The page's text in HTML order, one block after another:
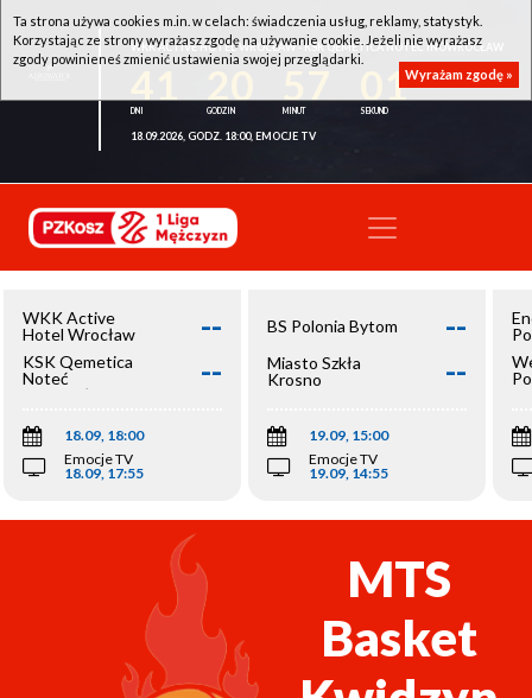
WKK ACTIVE HOTEL WROCŁAW - KSK QEMETICA NOTEĆ INOWROCŁAW
01
18.09.2026, GODZ. 18:00, EMOCJE TV
WKK Active
Hotel Wrocław
--
KSK Qemetica
Noteć
Inowrocław
--
18.09, 18:00
Emocje TV
18.09, 17:55
BS Polonia Bytom --
Miasto Szkła
Krosno
--
19.09, 15:00
Emocje TV
19.09, 14:55
MTS
Basket
Ta strona używa cookies m.in. w celach: świadczenia usług, reklamy, statystyk.
Korzystając ze strony wyrażasz zgodę na używanie cookie. Jeżeli nie wyrażasz
zgody powinieneś zmienić ustawienia swojej przeglądarki.
Wyrażam zgodę »